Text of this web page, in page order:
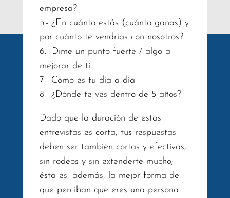
empresa?
5.- ¿En cuánto estás (cuánto ganas) y
por cuánto te vendrías con nosotros?
6.- Dime un punto fuerte / algo a
mejorar de ti
7.- Cómo es tu día a día
8.- ¿Dónde te ves dentro de 5 años?
Dado que la duración de estas
entrevistas es corta, tus respuestas
deben ser también cortas y efectivas,
sin rodeos y sin extenderte mucho;
ésta es, además, la mejor forma de
que perciban que eres una persona